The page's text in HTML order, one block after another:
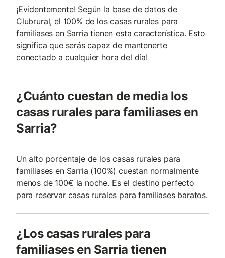
¡Evidentemente! Según la base de datos de
Clubrural, el 100% de los casas rurales para
familiases en Sarria tienen esta característica. Esto
significa que serás capaz de mantenerte
conectado a cualquier hora del día!
¿Cuánto cuestan de media los
casas rurales para familiases en
Sarria?
Un alto porcentaje de los casas rurales para
familiases en Sarria (100%) cuestan normalmente
menos de 100€ la noche. Es el destino perfecto
para reservar casas rurales para familiases baratos.
¿Los casas rurales para
familiases en Sarria tienen